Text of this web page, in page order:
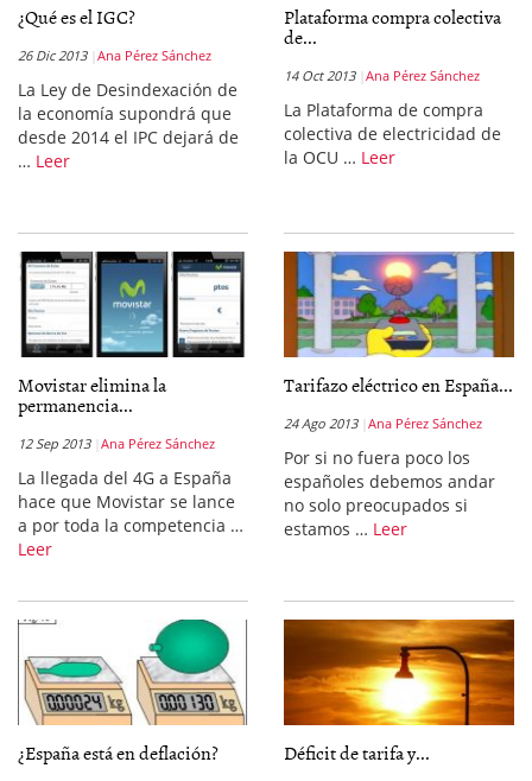
¿Qué es el IGC?
26 Dic 2013 Ana Pérez Sánchez
La Ley de Desindexación de
la economía supondrá que
desde 2014 el IPC dejará de
… Leer
Plataforma compra colectiva
de...
14 Oct 2013 Ana Pérez Sánchez
La Plataforma de compra
colectiva de electricidad de
la OCU … Leer
Movistar elimina la
permanencia...
12 Sep 2013 Ana Pérez Sánchez
La llegada del 4G a España
hace que Movistar se lance
a por toda la competencia …
Leer
Tarifazo eléctrico en España...
24 Ago 2013 Ana Pérez Sánchez
Por si no fuera poco los
españoles debemos andar
no solo preocupados si
estamos … Leer
¿España está en deflación? Déficit de tarifa y...